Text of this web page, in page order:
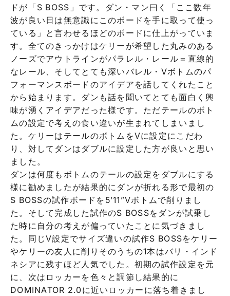
ドが「S BOSS」です。ダン・マン曰く「ここ数年
波が良い日は無意識にこのボードを手に取って使っ
ている」と言わせるほどのボードに仕上がっていま
す。全てのきっかけはケリーが希望した丸みのある
ノーズでアウトラインがパラレル・レール＝直線的
なレール、そしてとても深いバレル・Vボトムのパ
フォーマンスボードのアイデアを話してくれたこと
から始まります。ダンも話を聞いてとても面白く興
味が湧くアイデアだった様です。ただテールのボト
ムの設定で考えの食い違いが生まれてしまいまし
た。ケリーはテールのボトムをVに設定にこだわ
り、対してダンはダブルに設定した方が良いと思い
ました。
ダンは何度もボトムのテールの設定をダブルにする
様に勧めましたが結果的にダンが折れる形で最初の
S BOSSの試作ボードを5’11”Vボトムで削りまし
た。そして完成した試作のS BOSSをダンが試乗し
た時に自分の考えが偏っていたことに気づきまし
た。同じV設定でサイズ違いの試作S BOSSをケリー
やケリーの友人に削りそのうちの1本はバリ・インド
ネシアに残すほど人気でした。初期の試作設定を元
に、次はロッカーを色々と調節し結果的に
DOMINATOR 2.0に近いロッカーに落ち着きまし